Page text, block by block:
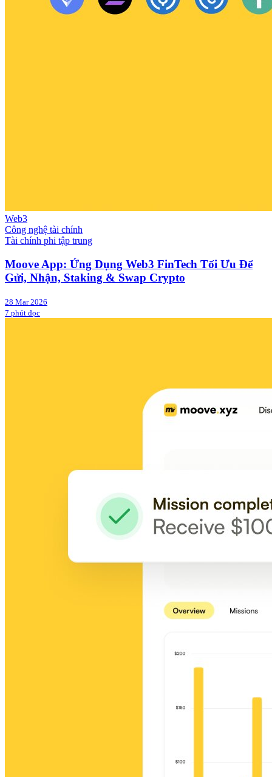
Web3
Công nghệ tài chính
Tài chính phi tập trung
Moove App: Ứng Dụng Web3 FinTech Tối Ưu Để
Gửi, Nhận, Staking & Swap Crypto
28 Mar 2026
7 phút đọc